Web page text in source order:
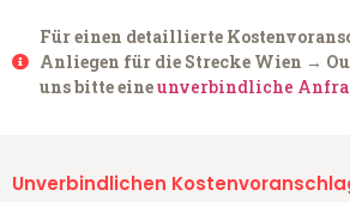
Für einen detaillierte
Anliegen für die Strecke Wien →
uns bitte eineunverbindliche
Unverbindlichen